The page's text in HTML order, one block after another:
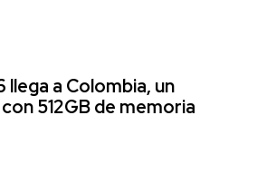
llega a Colombia, un
512GB de memoria